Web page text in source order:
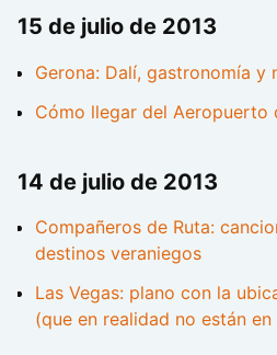
15 de julio de 2013
Gerona: Dalí, gastronomía y
Cómo llegar del Aeropuerto
14 de julio de 2013
Compañeros de Ruta:
destinos veraniegos
Las Vegas: plano con la
(que en realidad no están en